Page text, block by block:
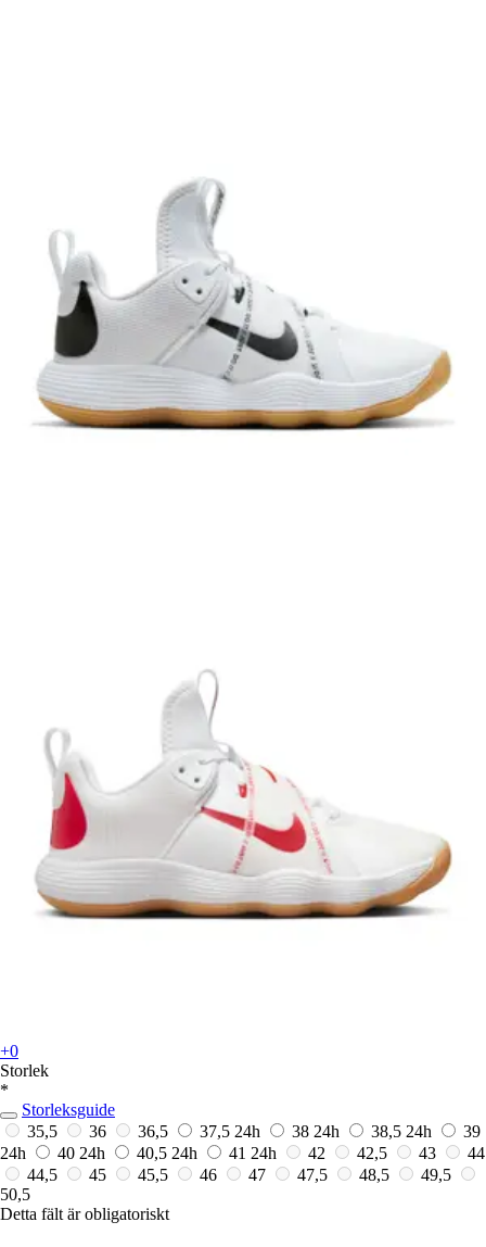
+0
Storlek
*
Storleksguide
35,5
36 36,5 37,5 24h 38 24h 38,5 24h
39
24h
40 24h 40,5 24h 41 24h 42 42,5 43
44
44,5
45 45,5 46 47 47,5 48,5
49,5
50,5
Detta fält är obligatoriskt